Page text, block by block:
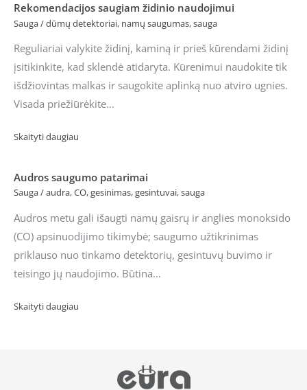
Rekomendacijos saugiam židinio naudojimui
Sauga/dūmų detektoriai, namų saugumas,sauga
Reguliariai valykite židinį, kaminą ir prieš kūrendami židinį
įsitikinkite, kad sklendė atidaryta. Kūrenimui naudokite tik
išdžiovintas malkas ir saugokite aplinką nuo atviro ugnies.
Visada priežiūrėkite…
Skaityti daugiau
Audros saugumo patarimai
Sauga/audra,CO,gesinimas,gesintuvai,sauga
Audros metu gali išaugti namų gaisrų ir anglies monoksido
(CO) apsinuodijimo tikimybė; saugumo užtikrinimas
priklauso nuo tinkamo detektorių, gesintuvų buvimo ir
teisingo jų naudojimo. Būtina…
Skaityti daugiau